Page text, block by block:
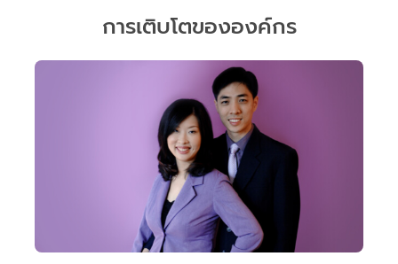
การเติบโตขององค์กร